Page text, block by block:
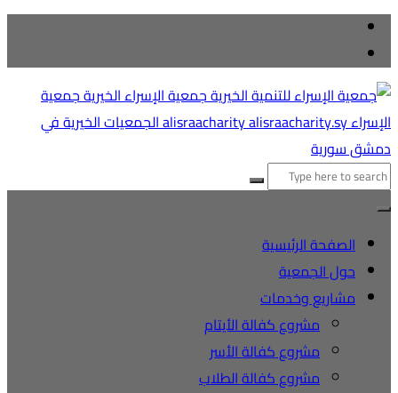
التجاوز
المحتوى
البحث
عن:
الصفحة الرئيسية
حول الجمعية
مشاريع وخدمات
مشروع كفالة الأيتام
مشروع كفالة الأسر
مشروع كفالة الطلاب